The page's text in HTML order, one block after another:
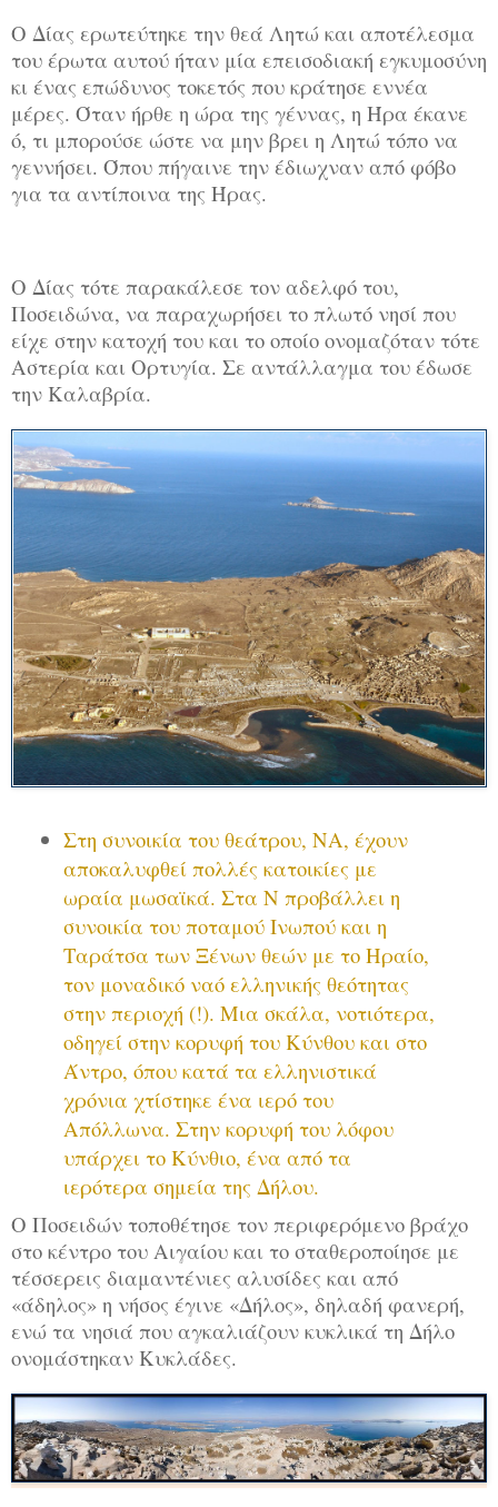
Ο Δίας ερωτεύτηκε την θεά Λητώ και αποτέλεσμα
του έρωτα αυτού ήταν μία επεισοδιακή εγκυμοσύνη
κι ένας επώδυνος τοκετός που κράτησε εννέα
μέρες. Όταν ήρθε η ώρα της γέννας, η Ήρα έκανε
ό, τι μπορούσε ώστε να μην βρει η Λητώ τόπο να
γεννήσει. Όπου πήγαινε την έδιωχναν από φόβο
για τα αντίποινα της Ήρας.
Ο Δίας τότε παρακάλεσε τον αδελφό του,
Ποσειδώνα, να παραχωρήσει το πλωτό νησί που
είχε στην κατοχή του και το οποίο ονομαζόταν τότε
Αστερία και Ορτυγία. Σε αντάλλαγμα του έδωσε
την Καλαβρία.
Στη συνοικία του θεάτρου, ΝΑ, έχουν
αποκαλυφθεί πολλές κατοικίες με
ωραία μωσαϊκά. Στα Ν προβάλλει η
συνοικία του ποταμού Ινωπού και η
Ταράτσα των Ξένων θεών με το Ηραίο,
τον μοναδικό ναό ελληνικής θεότητας
στην περιοχή (!). Μια σκάλα, νοτιότερα,
οδηγεί στην κορυφή του Κύνθου και στο
Άντρο, όπου κατά τα ελληνιστικά
χρόνια χτίστηκε ένα ιερό του
Απόλλωνα. Στην κορυφή του λόφου
υπάρχει το Κύνθιο, ένα από τα
ιερότερα σημεία της Δήλου.
Ο Ποσειδών τοποθέτησε τον περιφερόμενο βράχο
στο κέντρο του Αιγαίου και το σταθεροποίησε με
τέσσερεις διαμαντένιες αλυσίδες και από
«άδηλος» η νήσος έγινε «Δήλος», δηλαδή φανερή,
ενώ τα νησιά που αγκαλιάζουν κυκλικά τη Δήλο
ονομάστηκαν Κυκλάδες.